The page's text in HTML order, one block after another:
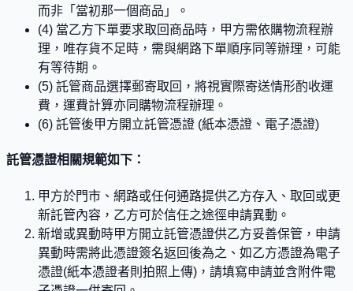
而非「當初那一個商品」。
(4) 當乙方下單要求取回商品時，甲方需依購物流程辦
理，唯存貨不足時，需與網路下單順序同等辦理，可能
有等待期。
(5) 託管商品選擇郵寄取回，將視實際寄送情形酌收運
費，運費計算亦同購物流程辦理。
(6) 託管後甲方開立託管憑證 (紙本憑證、電子憑證)
託管憑證相關規範如下：
甲方於門市、網路或任何通路提供乙方存入、取回或更
新託管內容，乙方可於信任之途徑申請異動。
新增或異動時甲方開立託管憑證供乙方妥善保管，申請
異動時需將此憑證簽名返回後為之、如乙方憑證為電子
憑證(紙本憑證者則拍照上傳)，請填寫申請並含附件電